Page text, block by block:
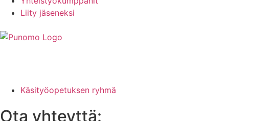
Liity jäseneksi
Käsityöopetuksen ryhmä
Ota yhteyttä: